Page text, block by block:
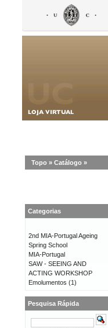
Topo » Catálogo »
Categorias
2nd MIA-Portugal Ageing
Spring School
MIA-Portugal
SAW - SEEING AND
ACTING WORKSHOP
Emolumentos (1)
Pesquisa Rápida